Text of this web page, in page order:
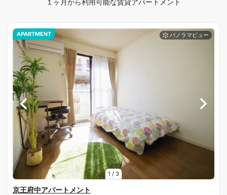
1 / 3
APARTMENT
京王府中アパートメント